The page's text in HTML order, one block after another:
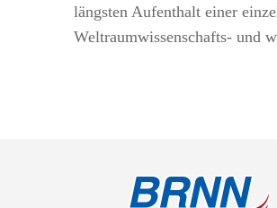
längsten Aufenthalt einer
Weltraumwissenschafts- und